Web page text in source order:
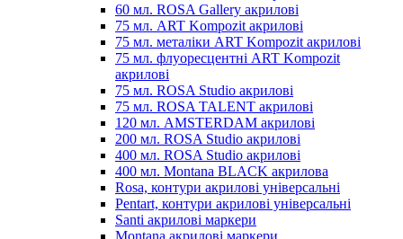
60 мл. ROSA Gallery акрилові
75 мл. ART Kompozit акрилові
75 мл. металіки ART Kompozit акрилові
75 мл. флуоресцентні ART Kompozit
акрилові
75 мл. ROSA Studio акрилові
75 мл. ROSA TALENT акрилові
120 мл. AMSTERDAM акрилові
200 мл. ROSA Studio акрилові
400 мл. ROSA Studio акрилові
400 мл. Montana BLACK акрилова
Rosa, контури акрилові універсальні
Pentart, контури акрилові універсальні
Santi акрилові маркери
Montana акрилові маркери